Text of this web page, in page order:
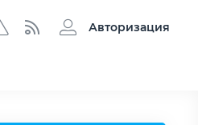
Авторизация